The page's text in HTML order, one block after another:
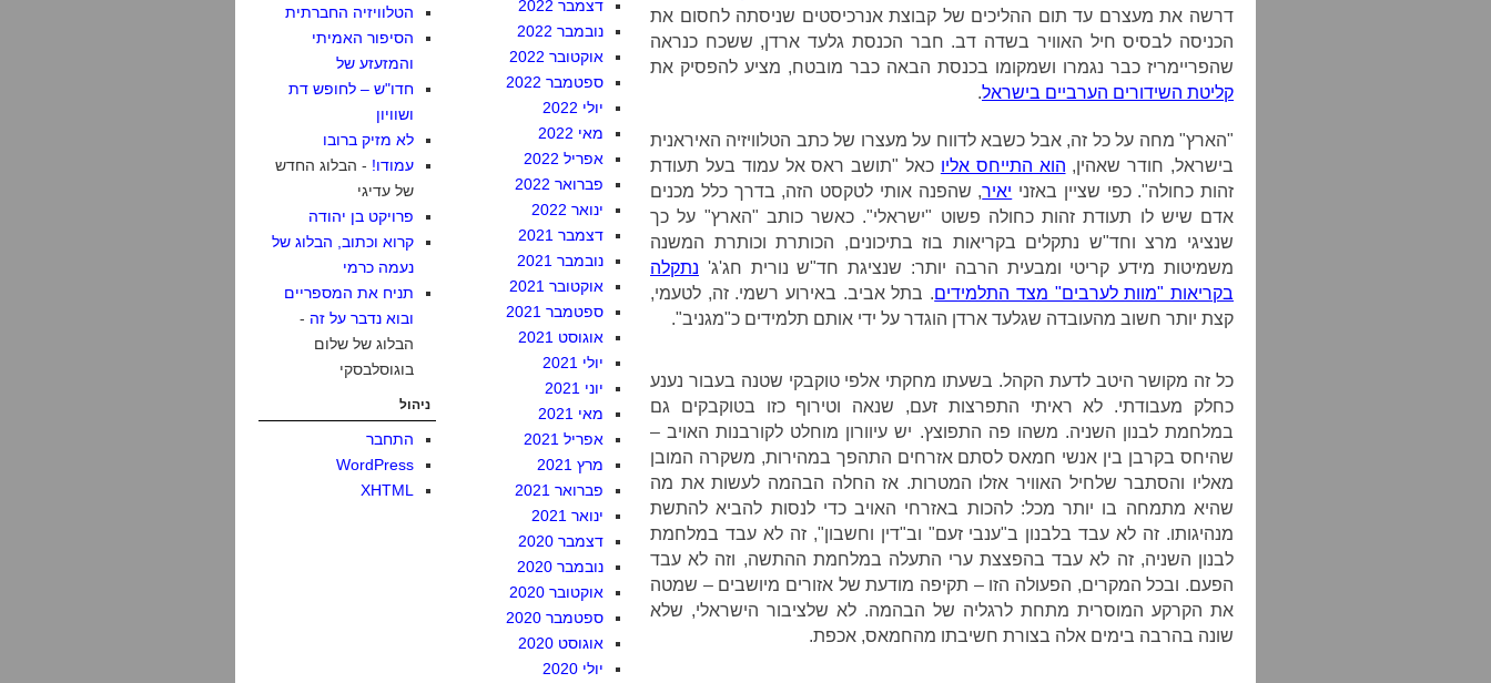
דרשה את מעצרם עד תום ההליכים של קבוצת אנרכיסטים שניסתה לחסום את
הכניסה לבסיס חיל האוויר בשדה דב. חבר הכנסת גלעד ארדן, ששכח כנראה
שהפריימריז כבר נגמרו ושמקומו בכנסת הבאה כבר מובטח, מציע להפסיק את
קליטת השידורים הערביים בישראל.
"הארץ" מחה על כל זה, אבל כשבא לדווח על מעצרו של כתב הטלוויזיה האיראנית
בישראל, חודר שאהין, הוא התייחס אליו כאל "תושב ראס אל עמוד בעל תעודת
זהות כחולה". כפי שציין באזני יאיר, שהפנה אותי לטקסט הזה, בדרך כלל מכנים
אדם שיש לו תעודת זהות כחולה פשוט "ישראלי". כאשר כותב "הארץ" על כך
שנציגי מרצ וחד"ש נתקלים בקריאות בוז בתיכונים, הכותרת וכותרת המשנה
משמיטות מידע קריטי ומבעית הרבה יותר: שנציגת חד"ש נורית חג'ג' נתקלה
בקריאות "מוות לערבים" מצד התלמידים. בתל אביב. באירוע רשמי. זה, לטעמי,
קצת יותר חשוב מהעובדה שגלעד ארדן הוגדר על ידי אותם תלמידים כ"מגניב".
כל זה מקושר היטב לדעת הקהל. בשעתו מחקתי אלפי טוקבקי שטנה בעבור נענע
כחלק מעבודתי. לא ראיתי התפרצות זעם, שנאה וטירוף כזו בטוקבקים גם
במלחמת לבנון השניה. משהו פה התפוצץ. יש עיוורון מוחלט לקורבנות האויב –
שהיחס בקרבן בין אנשי חמאס לסתם אזרחים התהפך במהירות, משקרה המובן
מאליו והסתבר שלחיל האוויר אזלו המטרות. אז החלה הבהמה לעשות את מה
שהיא מתמחה בו יותר מכל: להכות באזרחי האויב כדי לנסות להביא להתשת
מנהיגותו. זה לא עבד בלבנון ב"ענבי זעם" וב"דין וחשבון", זה לא עבד במלחמת
לבנון השניה, זה לא עבד בהפצצת ערי התעלה במלחמת ההתשה, וזה לא עבד
הפעם. ובכל המקרים, הפעולה הזו – תקיפה מודעת של אזורים מיושבים – שמטה
את הקרקע המוסרית מתחת לרגליה של הבהמה. לא שלציבור הישראלי, שלא
שונה בהרבה בימים אלה בצורת חשיבתו מהחמאס, אכפת.
דצמבר 2022
נובמבר 2022
אוקטובר 2022
ספטמבר 2022
יולי 2022
מאי 2022
אפריל 2022
פברואר 2022
ינואר 2022
דצמבר 2021
נובמבר 2021
אוקטובר 2021
ספטמבר 2021
אוגוסט 2021
יולי 2021
יוני 2021
מאי 2021
אפריל 2021
מרץ 2021
פברואר 2021
ינואר 2021
דצמבר 2020
נובמבר 2020
אוקטובר 2020
ספטמבר 2020
אוגוסט 2020
יולי 2020
הטלוויזיה החברתית
הסיפור האמיתי
והמזעזע של
חדו"ש – לחופש דת
ושוויון
לא מזיק ברובו
עמודו! - הבלוג החדש
של עדיגי
פרויקט בן יהודה
קרוא וכתוב, הבלוג של
נעמה כרמי
תניח את המספריים
ובוא נדבר על זה -
הבלוג של שלום
בוגוסלבסקי
ניהול
התחבר
WordPress
XHTML